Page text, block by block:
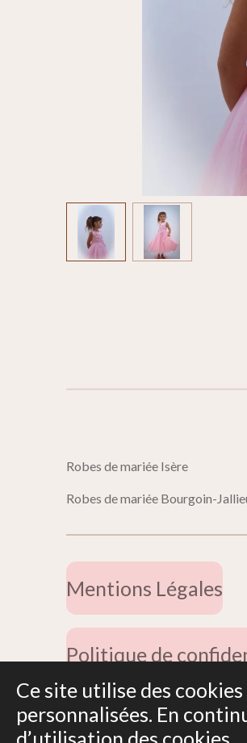
Ce site utilise des
personnalisées. En
d’utilisation des cookies.
Robes de
Robes de mariée Bourgoin-
Mentions Légales
Politique de
© 2019 - 2026 Miss Dentelle